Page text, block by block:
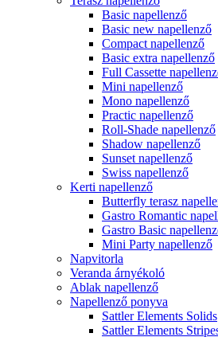
Basic napellenző
Basic new napellenző
Compact napellenző
Basic extra napellenző
Full Cassette
Mini napellenző
Mono napellenző
Practic napellenző
Roll-Shade napellenző
Shadow napellenző
Sunset napellenző
Swiss napellenző
Kerti napellenző
Butterfly terasz
Gastro Romantic
Gastro Basic
Mini Party napellenző
Napvitorla
Veranda árnyékoló
Ablak napellenző
Napellenző ponyva
Sattler Elements Solids
Sattler Elements